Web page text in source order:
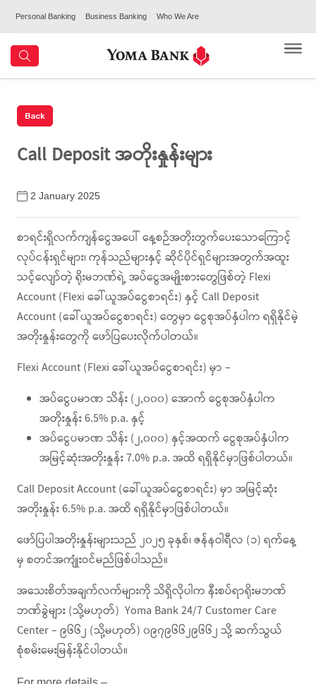
Personal Banking Business Banking Who We Are
Call Deposit အတိုးနှုန်းများ
2 January 2025
စာရင်းရှိလက်ကျန်ငွေအပေါ် နေ့စဉ်အတိုးတွက်ပေးသောကြောင့်
လုပ်ငန်းရှင်များ၊ ကုန်သည်များနှင့် ဆိုင်ပိုင်ရှင်များအတွက်အထူး
သင့်လျော်တဲ့ ရိုးမဘဏ်ရဲ့ အပ်ငွေအမျိုးစားတွေဖြစ်တဲ့ Flexi
Account (Flexi ခေါ်ယူအပ်ငွေစာရင်း) နှင့် Call Deposit
Account (ခေါ်ယူအပ်ငွေစာရင်း) တွေမှာ ငွေစုအပ်နှံပါက ရရှိနိုင်မဲ့
အတိုးနှုန်းတွေကို ဖော်ပြပေးလိုက်ပါတယ်။
Flexi Account (Flexi ခေါ်ယူအပ်ငွေစာရင်း) မှာ –
အပ်ငွေပမာဏ သိန်း (၂,၀၀၀) အောက် ငွေစုအပ်နှံပါက
အတိုးနှုန်း 6.5% p.a. နှင့်
အပ်ငွေပမာဏ သိန်း (၂,၀၀၀) နှင့်အထက် ငွေစုအပ်နှံပါက
အမြင့်ဆုံးအတိုးနှုန်း 7.0% p.a. အထိ ရရှိနိုင်မှာဖြစ်ပါတယ်။
Call Deposit Account (ခေါ်ယူအပ်ငွေစာရင်း) မှာ အမြင့်ဆုံး
အတိုးနှုန်း 6.5% p.a. အထိ ရရှိနိုင်မှာဖြစ်ပါတယ်။
ဖော်ပြပါအတိုးနှုန်းများသည် ၂၀၂၅ ခုနှစ်၊ ဇန်နဝါရီလ (၁) ရက်နေ့
မှ စတင်အကျုံးဝင်မည်ဖြစ်ပါသည်။
အသေးစိတ်အချက်လက်များကို သိရှိလိုပါက နီးစပ်ရာရိုးမဘဏ်
ဘဏ်ခွဲများ (သို့မဟုတ်) Yoma Bank 24/7 Customer Care
Center – ၉၆၆၂ (သို့မဟုတ်) ၀၉၇၉၆၆၂၉၆၆၂ သို့ ဆက်သွယ်
စုံစမ်းမေးမြန်းနိုင်ပါတယ်။